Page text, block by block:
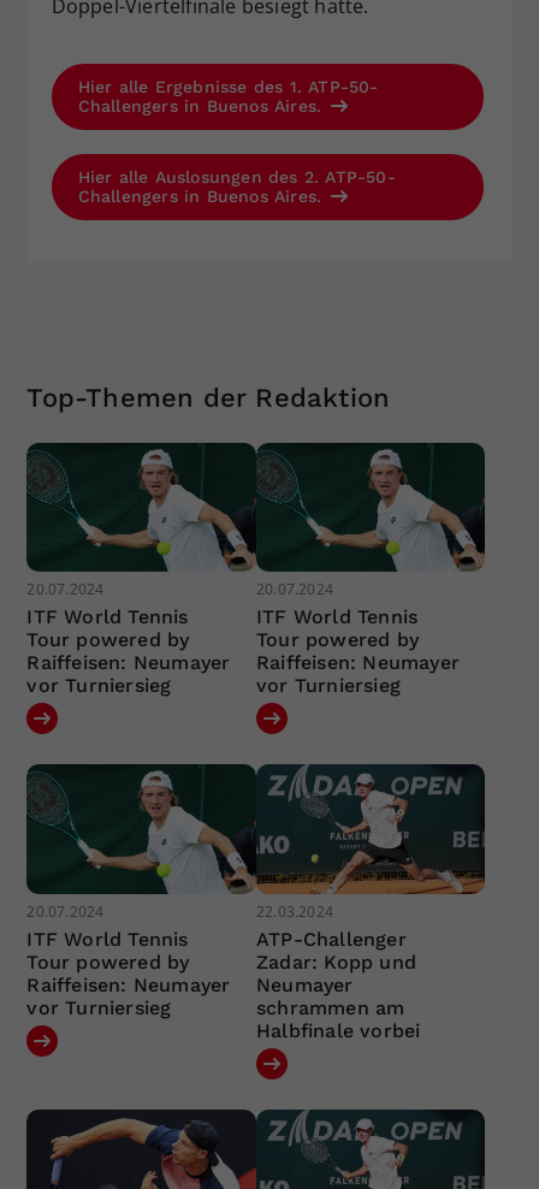
Doppel-Viertelfinale besiegt hatte.
Hier alle Ergebnisse des 1. ATP-50-
Challengers in Buenos Aires.
Hier alle Auslosungen des 2. ATP-50-
Challengers in Buenos Aires.
Top-Themen der Redaktion
20.07.2024
ITF World Tennis
Tour powered by
Raiffeisen: Neumayer
vor Turniersieg
20.07.2024
ITF World Tennis
Tour powered by
Raiffeisen: Neumayer
vor Turniersieg
20.07.2024
ITF World Tennis
Tour powered by
Raiffeisen: Neumayer
vor Turniersieg
22.03.2024
ATP-Challenger
Zadar: Kopp und
Neumayer
schrammen am
Halbfinale vorbei